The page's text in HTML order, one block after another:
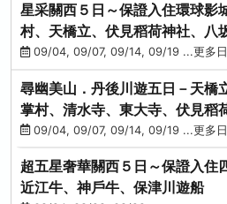
星采關西５日～保證入住環球影
村、天橋立、伏見稻荷神社、八
09/04, 09/07, 09/14, 09/19 ...更多
尋幽美山．丹後川遊五日－天橋
掌村、清水寺、東大寺、伏見稻
09/04, 09/07, 09/14, 09/19 ...更多
超五星奢華關西５日～保證入住
近江牛、神戶牛、保津川遊船